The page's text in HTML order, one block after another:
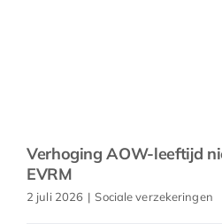
Verhoging AOW-leeftijd
EVRM
2 juli 2026 | Sociale verzekeringen